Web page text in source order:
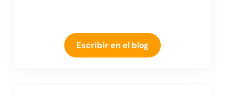
Escribir en el blog